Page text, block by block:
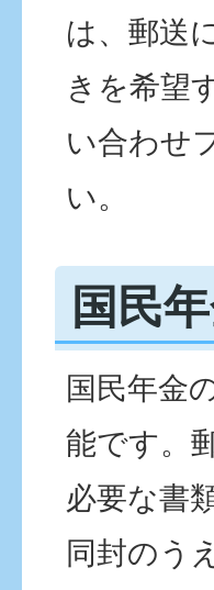
は、郵送
きを希望
い合わせ
い。
国民
国民年金
能です。
必要な書
同封のう